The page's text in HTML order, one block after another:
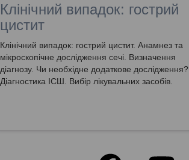
Клінічний випадок: гострий
цистит
Клінічний випадок: гострий цистит. Анамнез та
мікроскопічне дослідження сечі. Визначення
діагнозу. Чи необхідне додаткове дослідження?
Діагностика ІСШ. Вибір лікувальних засобів.